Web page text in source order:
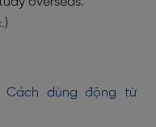
Cách dùng động từ